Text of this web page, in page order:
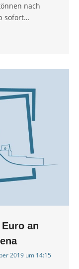
nach
sofort…
an
2019 um 14:15